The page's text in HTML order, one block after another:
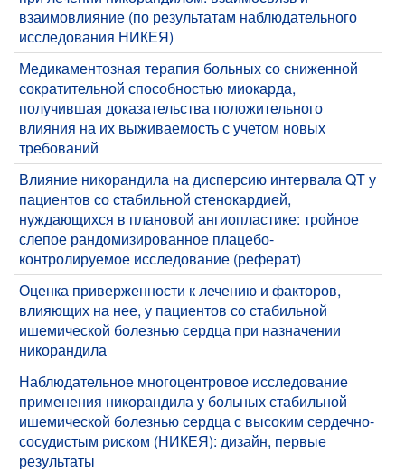
взаимовлияние (по результатам наблюдательного
исследования НИКЕЯ)
Медикаментозная терапия больных со сниженной
сократительной способностью миокарда,
получившая доказательства положительного
влияния на их выживаемость с учетом новых
требований
Влияние никорандила на дисперсию интервала QT у
пациентов со стабильной стенокардией,
нуждающихся в плановой ангиопластике: тройное
слепое рандомизированное плацебо-
контролируемое исследование (реферат)
Оценка приверженности к лечению и факторов,
влияющих на нее, у пациентов со стабильной
ишемической болезнью сердца при назначении
никорандила
Наблюдательное многоцентровое исследование
применения никорандила у больных стабильной
ишемической болезнью сердца с высоким сердечно-
сосудистым риском (НИКЕЯ): дизайн, первые
результаты